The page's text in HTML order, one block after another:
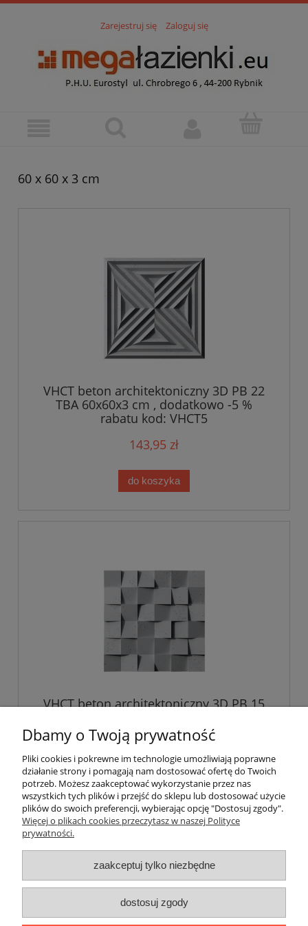
Zarejestruj się Zaloguj się
60 x 60 x 3 cm
VHCT beton architektoniczny 3D PB 22
TBA 60x60x3 cm , dodatkowo -5 %
rabatu kod: VHCT5
143,95 zł
do koszyka
VHCT beton architektoniczny 3D PB 15
rabatu kod: VHCT5
143,95 zł
do koszyka
Informacje o sklepie
Warunki zakupów
Twoje konto
Dbamy o Twoją prywatność
Pliki cookies i pokrewne im technologie umożliwiają poprawne
działanie strony i pomagają nam dostosować ofertę do Twoich
potrzeb. Możesz zaakceptować wykorzystanie przez nas
wszystkich tych plików i przejść do sklepu lub dostosować użycie
plików do swoich preferencji, wybierając opcję "Dostosuj zgody".
Więcej o plikach cookies przeczytasz w naszej Polityce
prywatności.
zaakceptuj tylko niezbędne
dostosuj zgody